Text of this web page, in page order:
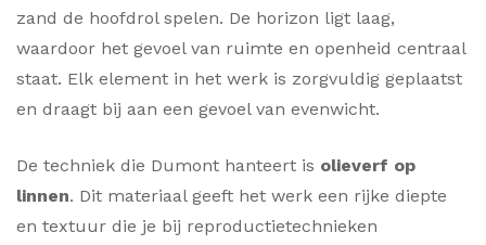
zand de hoofdrol spelen. De horizon ligt laag,
waardoor het gevoel van ruimte en openheid centraal
staat. Elk element in het werk is zorgvuldig geplaatst
en draagt bij aan een gevoel van evenwicht.
De techniek die Dumont hanteert is olieverf op
linnen. Dit materiaal geeft het werk een rijke diepte
en textuur die je bij reproductietechnieken